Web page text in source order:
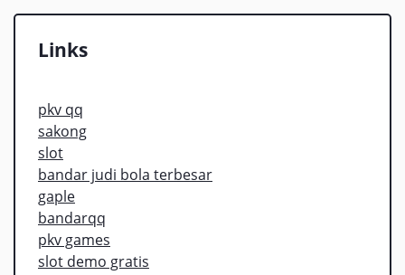
Links
pkv qq
sakong
slot
bandar judi bola terbesar
gaple
bandarqq
pkv games
slot demo gratis